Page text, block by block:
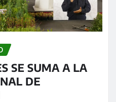
SE SUMA A LA
DE